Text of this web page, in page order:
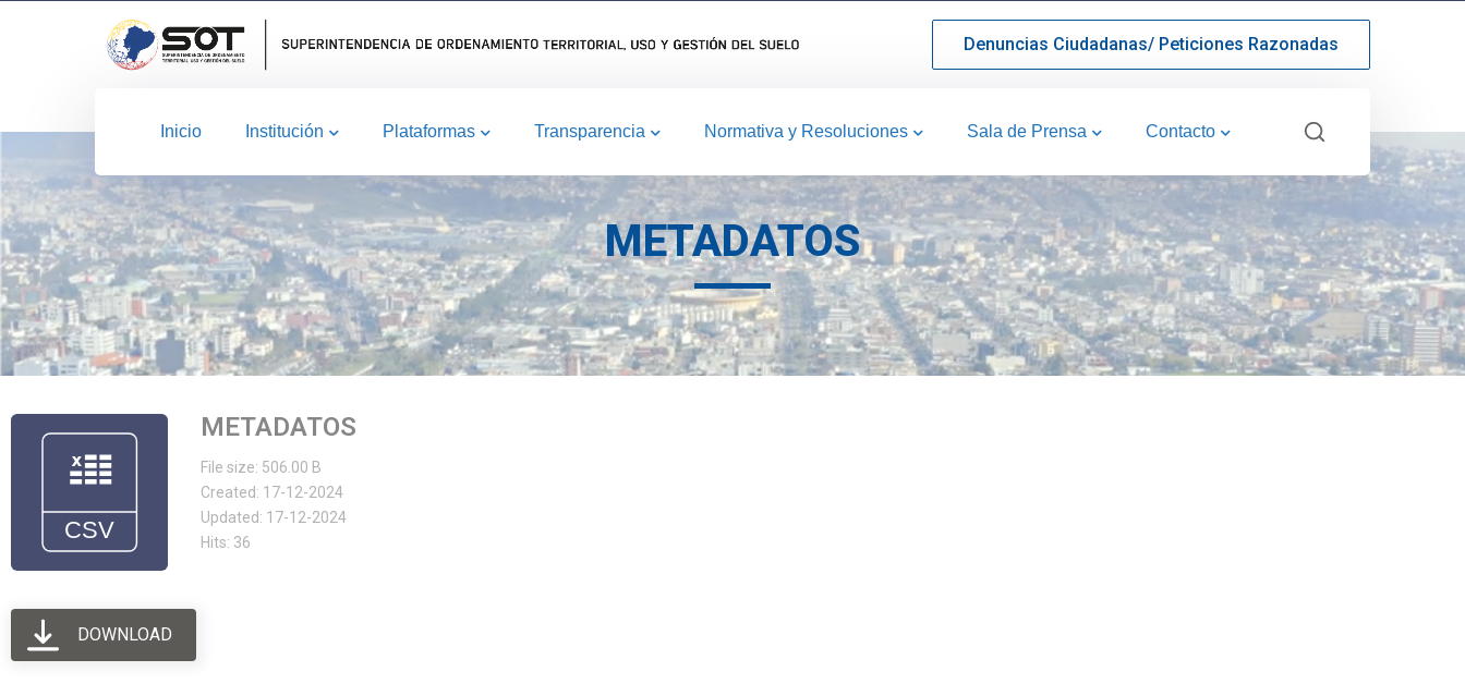
Denuncias Ciudadanas/ Peticiones Razonadas
Inicio Institución Plataformas Transparencia Normativa y Resoluciones Sala de Prensa Contacto
METADATOS
METADATOS
File size: 506.00 B
Created: 17-12-2024
Updated: 17-12-2024
Hits: 36
DOWNLOAD